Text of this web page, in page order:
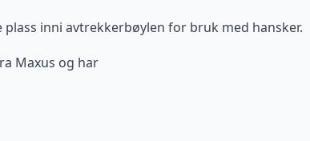
inni avtrekkerbøylen for bruk med hansker.
Maxus og har